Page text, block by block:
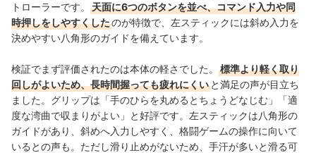
トローラーです。
天面に6つのボタンを並べ、コマンド入力や同
時押しをしやすくしたのが特徴で、左スティックには斜め入力を
決めやすい八角形のガイドを備えています。
検証でまず評価されたのは本体の軽さでした。
標準より軽く取り
回しがよいため、長時間握っても疲れにくい と満足の声が目立ち
ました。グリップは「手のひらを丸めるとちょうどなじむ」「適
度な湾曲で収まりがよい」と好評です。左スティックは八角形の
ガイドがあり、斜めへ入力しやすく、格闘ゲームの操作に向いて
いるとの声も。ただし滑り止めがないため、手汗が多いと滑る可